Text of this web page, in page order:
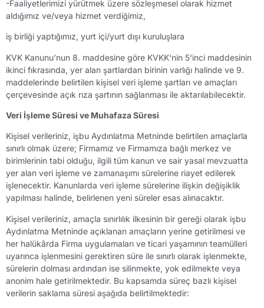
-Faaliyetlerimizi yürütmek üzere sözleşmesel olarak hizmet
aldığımız ve/veya hizmet verdiğimiz,
iş birliği yaptığımız, yurt içi/yurt dışı kuruluşlara
KVK Kanunu’nun 8. maddesine göre KVKK‘nin 5‘inci maddesinin
ikinci fıkrasında, yer alan şartlardan birinin varlığı halinde ve 9.
maddelerinde belirtilen kişisel veri işleme şartları ve amaçları
çerçevesinde açık rıza şartının sağlanması ile aktarılabilecektir.
Veri İşleme Süresi ve Muhafaza Süresi
Kişisel verileriniz, işbu Aydınlatma Metninde belirtilen amaçlarla
sınırlı olmak üzere; Firmamız ve Firmamıza bağlı merkez ve
birimlerinin tabi olduğu, ilgili tüm kanun ve sair yasal mevzuatta
yer alan veri işleme ve zamanaşımı sürelerine riayet edilerek
işlenecektir. Kanunlarda veri işleme sürelerine ilişkin değişiklik
yapılması halinde, belirlenen yeni süreler esas alınacaktır.
Kişisel verileriniz, amaçla sınırlılık ilkesinin bir gereği olarak işbu
Aydınlatma Metninde açıklanan amaçların yerine getirilmesi ve
her halükârda Firma uygulamaları ve ticari yaşamının teamülleri
uyarınca işlenmesini gerektiren süre ile sınırlı olarak işlenmekte,
sürelerin dolması ardından ise silinmekte, yok edilmekte veya
anonim hale getirilmektedir. Bu kapsamda süreç bazlı kişisel
verilerin saklama süresi aşağıda belirtilmektedir: